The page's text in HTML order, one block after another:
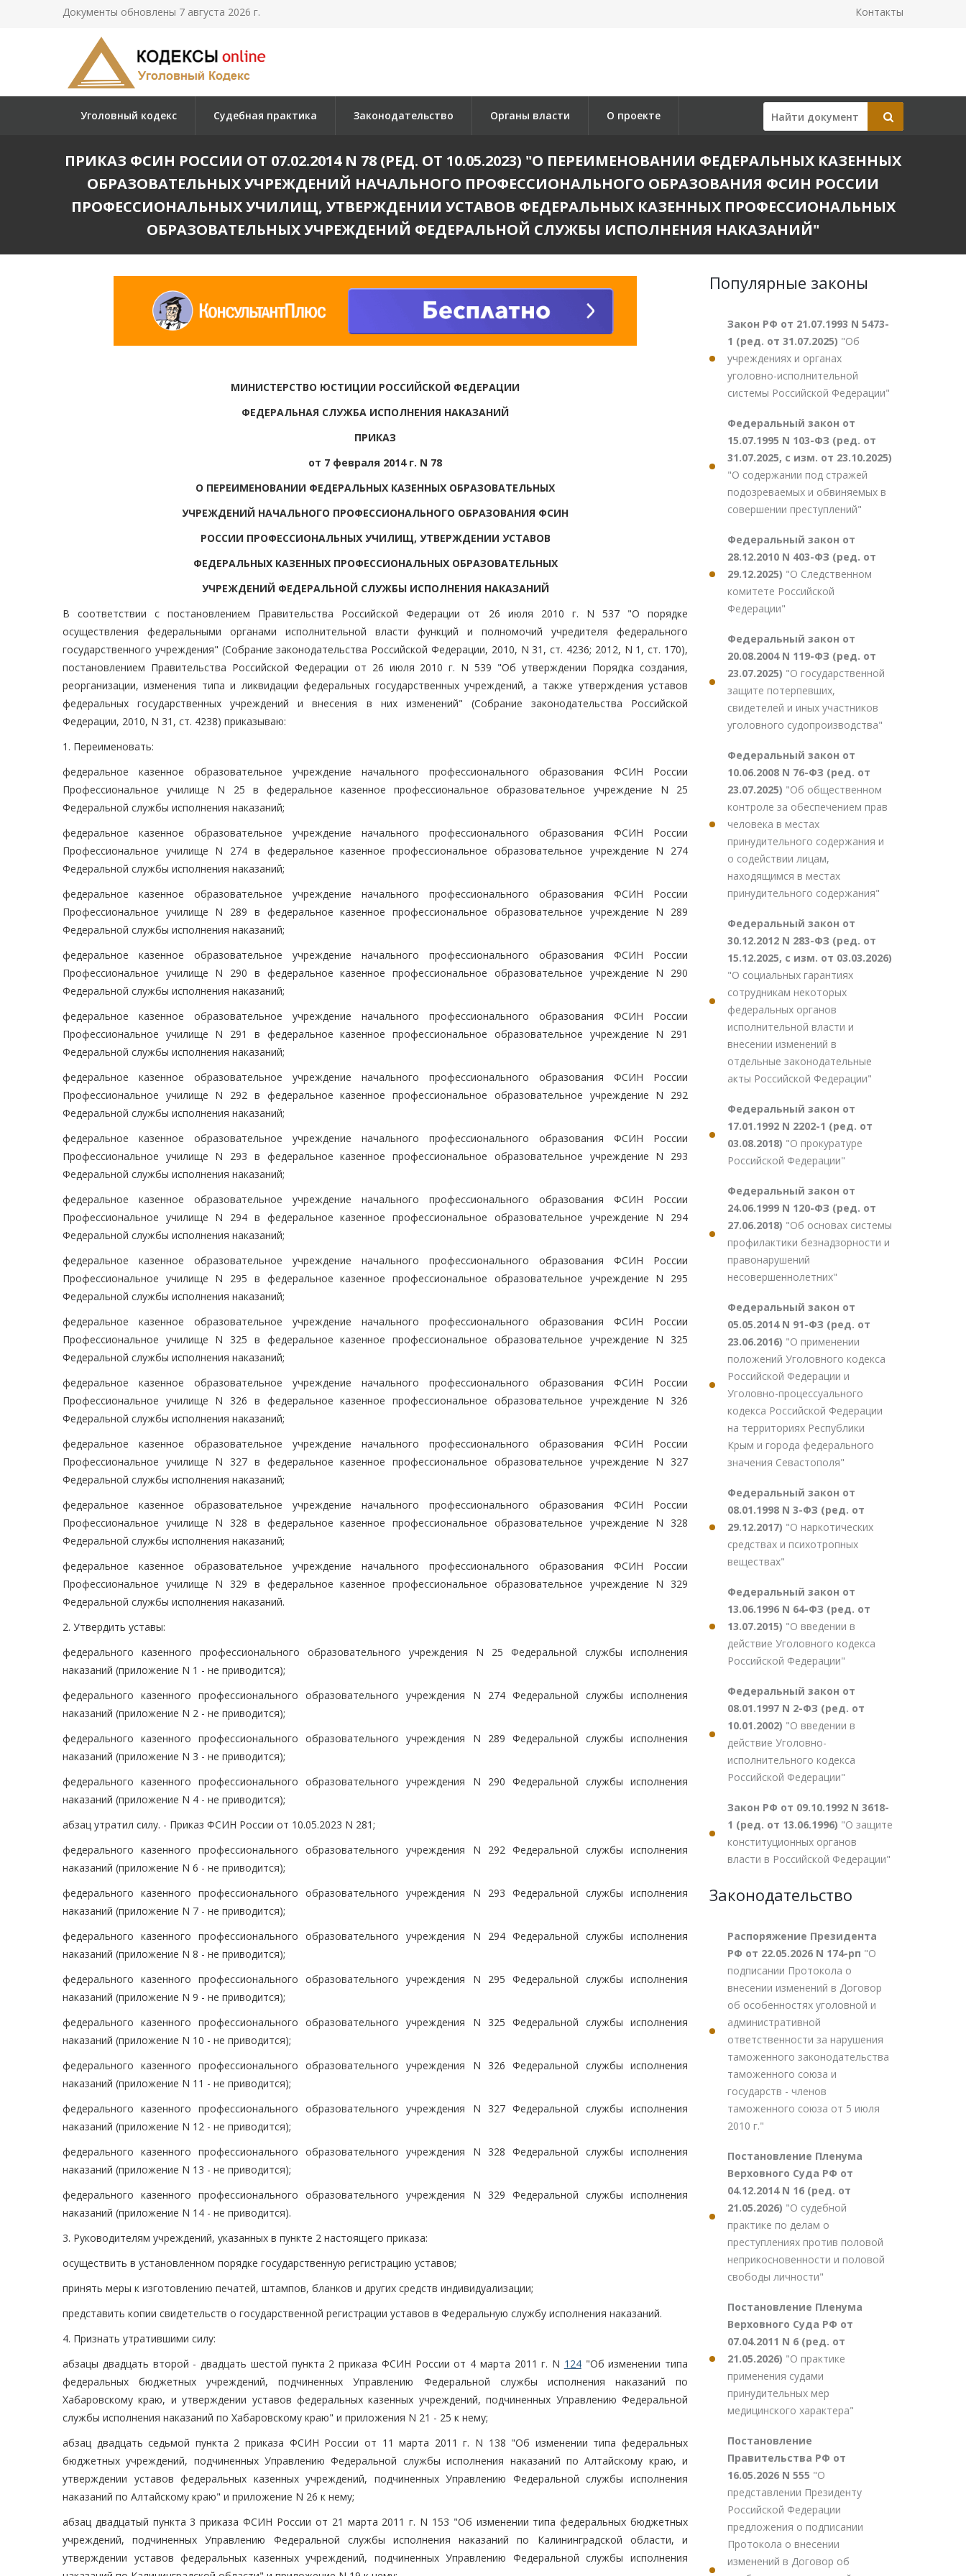
Документы обновлены 7 августа 2026 г. Контакты
Уголовный кодекс Судебная практика Законодательство Органы власти О проекте
ПРИКАЗ ФСИН РОССИИ ОТ 07.02.2014 N 78 (РЕД. ОТ 10.05.2023) "О ПЕРЕИМЕНОВАНИИ ФЕДЕРАЛЬНЫХ КАЗЕННЫХ
ОБРАЗОВАТЕЛЬНЫХ УЧРЕЖДЕНИЙ НАЧАЛЬНОГО ПРОФЕССИОНАЛЬНОГО ОБРАЗОВАНИЯ ФСИН РОССИИ
ПРОФЕССИОНАЛЬНЫХ УЧИЛИЩ, УТВЕРЖДЕНИИ УСТАВОВ ФЕДЕРАЛЬНЫХ КАЗЕННЫХ ПРОФЕССИОНАЛЬНЫХ
ОБРАЗОВАТЕЛЬНЫХ УЧРЕЖДЕНИЙ ФЕДЕРАЛЬНОЙ СЛУЖБЫ ИСПОЛНЕНИЯ НАКАЗАНИЙ"
МИНИСТЕРСТВО ЮСТИЦИИ РОССИЙСКОЙ ФЕДЕРАЦИИ
ФЕДЕРАЛЬНАЯ СЛУЖБА ИСПОЛНЕНИЯ НАКАЗАНИЙ
ПРИКАЗ
от 7 февраля 2014 г. N 78
О ПЕРЕИМЕНОВАНИИ ФЕДЕРАЛЬНЫХ КАЗЕННЫХ ОБРАЗОВАТЕЛЬНЫХ
УЧРЕЖДЕНИЙ НАЧАЛЬНОГО ПРОФЕССИОНАЛЬНОГО ОБРАЗОВАНИЯ ФСИН
РОССИИ ПРОФЕССИОНАЛЬНЫХ УЧИЛИЩ, УТВЕРЖДЕНИИ УСТАВОВ
ФЕДЕРАЛЬНЫХ КАЗЕННЫХ ПРОФЕССИОНАЛЬНЫХ ОБРАЗОВАТЕЛЬНЫХ
УЧРЕЖДЕНИЙ ФЕДЕРАЛЬНОЙ СЛУЖБЫ ИСПОЛНЕНИЯ НАКАЗАНИЙ
В соответствии с постановлением Правительства Российской Федерации от 26 июля 2010 г. N 537 "О порядке
осуществления федеральными органами исполнительной власти функций и полномочий учредителя федерального
государственного учреждения" (Собрание законодательства Российской Федерации, 2010, N 31, ст. 4236; 2012, N 1, ст. 170),
постановлением Правительства Российской Федерации от 26 июля 2010 г. N 539 "Об утверждении Порядка создания,
реорганизации, изменения типа и ликвидации федеральных государственных учреждений, а также утверждения уставов
федеральных государственных учреждений и внесения в них изменений" (Собрание законодательства Российской
Федерации, 2010, N 31, ст. 4238) приказываю:
1. Переименовать:
федеральное казенное образовательное учреждение начального профессионального образования ФСИН России
Профессиональное училище N 25 в федеральное казенное профессиональное образовательное учреждение N 25
Федеральной службы исполнения наказаний;
федеральное казенное образовательное учреждение начального профессионального образования ФСИН России
Профессиональное училище N 274 в федеральное казенное профессиональное образовательное учреждение N 274
Федеральной службы исполнения наказаний;
федеральное казенное образовательное учреждение начального профессионального образования ФСИН России
Профессиональное училище N 289 в федеральное казенное профессиональное образовательное учреждение N 289
Федеральной службы исполнения наказаний;
федеральное казенное образовательное учреждение начального профессионального образования ФСИН России
Профессиональное училище N 290 в федеральное казенное профессиональное образовательное учреждение N 290
Федеральной службы исполнения наказаний;
федеральное казенное образовательное учреждение начального профессионального образования ФСИН России
Профессиональное училище N 291 в федеральное казенное профессиональное образовательное учреждение N 291
Федеральной службы исполнения наказаний;
федеральное казенное образовательное учреждение начального профессионального образования ФСИН России
Профессиональное училище N 292 в федеральное казенное профессиональное образовательное учреждение N 292
Федеральной службы исполнения наказаний;
федеральное казенное образовательное учреждение начального профессионального образования ФСИН России
Профессиональное училище N 293 в федеральное казенное профессиональное образовательное учреждение N 293
Федеральной службы исполнения наказаний;
федеральное казенное образовательное учреждение начального профессионального образования ФСИН России
Профессиональное училище N 294 в федеральное казенное профессиональное образовательное учреждение N 294
Федеральной службы исполнения наказаний;
федеральное казенное образовательное учреждение начального профессионального образования ФСИН России
Профессиональное училище N 295 в федеральное казенное профессиональное образовательное учреждение N 295
Федеральной службы исполнения наказаний;
федеральное казенное образовательное учреждение начального профессионального образования ФСИН России
Профессиональное училище N 325 в федеральное казенное профессиональное образовательное учреждение N 325
Федеральной службы исполнения наказаний;
федеральное казенное образовательное учреждение начального профессионального образования ФСИН России
Профессиональное училище N 326 в федеральное казенное профессиональное образовательное учреждение N 326
Федеральной службы исполнения наказаний;
федеральное казенное образовательное учреждение начального профессионального образования ФСИН России
Профессиональное училище N 327 в федеральное казенное профессиональное образовательное учреждение N 327
Федеральной службы исполнения наказаний;
федеральное казенное образовательное учреждение начального профессионального образования ФСИН России
Профессиональное училище N 328 в федеральное казенное профессиональное образовательное учреждение N 328
Федеральной службы исполнения наказаний;
федеральное казенное образовательное учреждение начального профессионального образования ФСИН России
Профессиональное училище N 329 в федеральное казенное профессиональное образовательное учреждение N 329
Федеральной службы исполнения наказаний.
2. Утвердить уставы:
федерального казенного профессионального образовательного учреждения N 25 Федеральной службы исполнения
наказаний (приложение N 1 - не приводится);
федерального казенного профессионального образовательного учреждения N 274 Федеральной службы исполнения
наказаний (приложение N 2 - не приводится);
федерального казенного профессионального образовательного учреждения N 289 Федеральной службы исполнения
наказаний (приложение N 3 - не приводится);
федерального казенного профессионального образовательного учреждения N 290 Федеральной службы исполнения
наказаний (приложение N 4 - не приводится);
абзац утратил силу. - Приказ ФСИН России от 10.05.2023 N 281;
федерального казенного профессионального образовательного учреждения N 292 Федеральной службы исполнения
наказаний (приложение N 6 - не приводится);
федерального казенного профессионального образовательного учреждения N 293 Федеральной службы исполнения
наказаний (приложение N 7 - не приводится);
федерального казенного профессионального образовательного учреждения N 294 Федеральной службы исполнения
наказаний (приложение N 8 - не приводится);
федерального казенного профессионального образовательного учреждения N 295 Федеральной службы исполнения
наказаний (приложение N 9 - не приводится);
федерального казенного профессионального образовательного учреждения N 325 Федеральной службы исполнения
наказаний (приложение N 10 - не приводится);
федерального казенного профессионального образовательного учреждения N 326 Федеральной службы исполнения
наказаний (приложение N 11 - не приводится);
федерального казенного профессионального образовательного учреждения N 327 Федеральной службы исполнения
наказаний (приложение N 12 - не приводится);
федерального казенного профессионального образовательного учреждения N 328 Федеральной службы исполнения
наказаний (приложение N 13 - не приводится);
федерального казенного профессионального образовательного учреждения N 329 Федеральной службы исполнения
наказаний (приложение N 14 - не приводится).
3. Руководителям учреждений, указанных в пункте 2 настоящего приказа:
осуществить в установленном порядке государственную регистрацию уставов;
принять меры к изготовлению печатей, штампов, бланков и других средств индивидуализации;
представить копии свидетельств о государственной регистрации уставов в Федеральную службу исполнения наказаний.
4. Признать утратившими силу:
абзацы двадцать второй - двадцать шестой пункта 2 приказа ФСИН России от 4 марта 2011 г. N 124"Об изменении типа
федеральных бюджетных учреждений, подчиненных Управлению Федеральной службы исполнения наказаний по
Хабаровскому краю, и утверждении уставов федеральных казенных учреждений, подчиненных Управлению Федеральной
службы исполнения наказаний по Хабаровскому краю" и приложения N 21 - 25 к нему;
абзац двадцать седьмой пункта 2 приказа ФСИН России от 11 марта 2011 г. N 138 "Об изменении типа федеральных
бюджетных учреждений, подчиненных Управлению Федеральной службы исполнения наказаний по Алтайскому краю, и
утверждении уставов федеральных казенных учреждений, подчиненных Управлению Федеральной службы исполнения
наказаний по Алтайскому краю" и приложение N 26 к нему;
абзац двадцатый пункта 3 приказа ФСИН России от 21 марта 2011 г. N 153 "Об изменении типа федеральных бюджетных
учреждений, подчиненных Управлению Федеральной службы исполнения наказаний по Калининградской области, и
утверждении уставов федеральных казенных учреждений, подчиненных Управлению Федеральной службы исполнения
Популярные законы
Закон РФ от 21.07.1993 N 5473-
1 (ред. от 31.07.2025) "Об
учреждениях и органах
уголовно-исполнительной
системы Российской Федерации"
Федеральный закон от
15.07.1995 N 103-ФЗ (ред. от
31.07.2025, с изм. от 23.10.2025)
"О содержании под стражей
подозреваемых и обвиняемых в
совершении преступлений"
Федеральный закон от
28.12.2010 N 403-ФЗ (ред. от
29.12.2025) "О Следственном
комитете Российской
Федерации"
Федеральный закон от
20.08.2004 N 119-ФЗ (ред. от
23.07.2025) "О государственной
защите потерпевших,
свидетелей и иных участников
уголовного судопроизводства"
Федеральный закон от
10.06.2008 N 76-ФЗ (ред. от
23.07.2025) "Об общественном
контроле за обеспечением прав
человека в местах
принудительного содержания и
о содействии лицам,
находящимся в местах
принудительного содержания"
Федеральный закон от
30.12.2012 N 283-ФЗ (ред. от
15.12.2025, с изм. от 03.03.2026)
"О социальных гарантиях
сотрудникам некоторых
федеральных органов
исполнительной власти и
внесении изменений в
отдельные законодательные
акты Российской Федерации"
Федеральный закон от
17.01.1992 N 2202-1 (ред. от
03.08.2018) "О прокуратуре
Российской Федерации"
Федеральный закон от
24.06.1999 N 120-ФЗ (ред. от
27.06.2018) "Об основах системы
профилактики безнадзорности и
правонарушений
несовершеннолетних"
Федеральный закон от
05.05.2014 N 91-ФЗ (ред. от
23.06.2016) "О применении
положений Уголовного кодекса
Российской Федерации и
Уголовно-процессуального
кодекса Российской Федерации
на территориях Республики
Крым и города федерального
значения Севастополя"
Федеральный закон от
08.01.1998 N 3-ФЗ (ред. от
29.12.2017) "О наркотических
средствах и психотропных
веществах"
Федеральный закон от
13.06.1996 N 64-ФЗ (ред. от
13.07.2015) "О введении в
действие Уголовного кодекса
Российской Федерации"
Федеральный закон от
08.01.1997 N 2-ФЗ (ред. от
10.01.2002) "О введении в
действие Уголовно-
исполнительного кодекса
Российской Федерации"
Закон РФ от 09.10.1992 N 3618-
1 (ред. от 13.06.1996) "О защите
конституционных органов
власти в Российской Федерации"
Законодательство
Распоряжение Президента
РФ от 22.05.2026 N 174-рп "О
подписании Протокола о
внесении изменений в Договор
об особенностях уголовной и
административной
ответственности за нарушения
таможенного законодательства
таможенного союза и
государств - членов
таможенного союза от 5 июля
2010 г."
Постановление Пленума
Верховного Суда РФ от
04.12.2014 N 16 (ред. от
21.05.2026) "О судебной
практике по делам о
преступлениях против половой
неприкосновенности и половой
свободы личности"
Постановление Пленума
Верховного Суда РФ от
07.04.2011 N 6 (ред. от
21.05.2026) "О практике
применения судами
принудительных мер
медицинского характера"
Постановление
Правительства РФ от
16.05.2026 N 555 "О
представлении Президенту
Российской Федерации
предложения о подписании
Протокола о внесении
изменений в Договор об